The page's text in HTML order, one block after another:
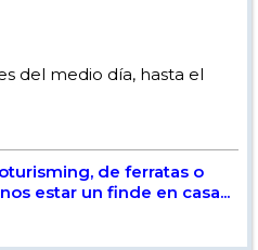
del medio día, hasta el
de ferratas o
estar un finde en casa...